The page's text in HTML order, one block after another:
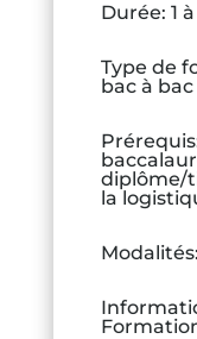
Durée: 1
Type de
bac à bac
Prérequis
diplôme/
la
Modalités: